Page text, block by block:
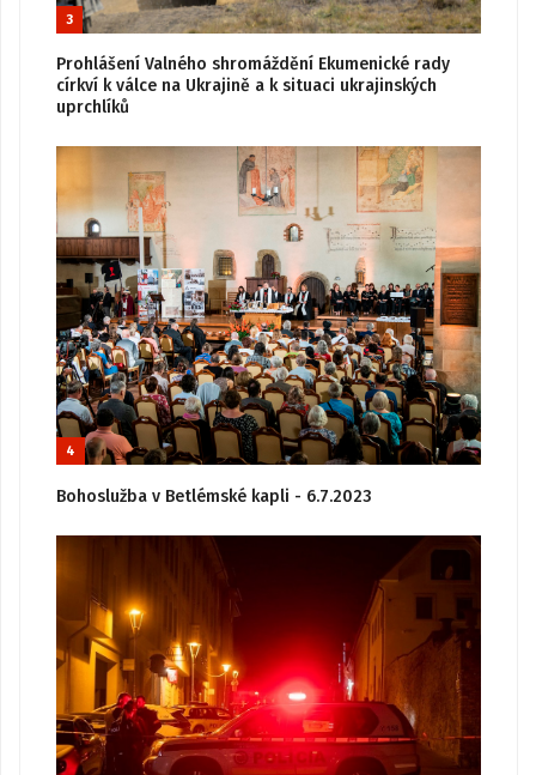
3
Prohlášení Valného shromáždění Ekumenické rady
církví k válce na Ukrajině a k situaci ukrajinských
uprchlíků
4
Bohoslužba v Betlémské kapli - 6.7.2023